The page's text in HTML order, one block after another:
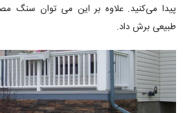
پیدا می‌کنید. علاوه بر این می توان سنگ
طبیعی برش داد.